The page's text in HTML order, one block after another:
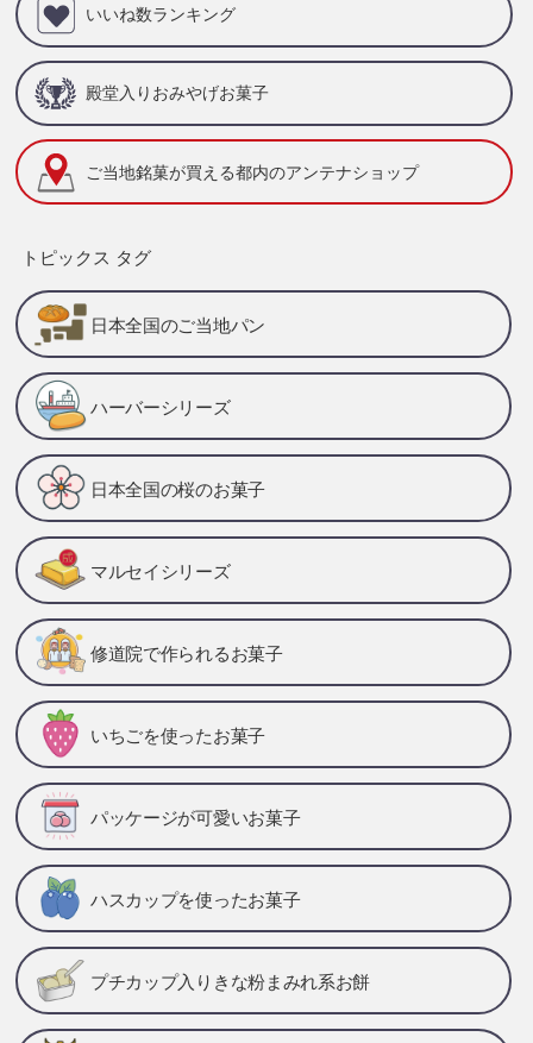
いいね数ランキング
殿堂入りおみやげお菓子
ご当地銘菓が買える都内のアンテナショップ
トピックス タグ
日本全国のご当地パン
ハーバーシリーズ
日本全国の桜のお菓子
マルセイシリーズ
修道院で作られるお菓子
いちごを使ったお菓子
パッケージが可愛いお菓子
ハスカップを使ったお菓子
プチカップ入りきな粉まみれ系お餅